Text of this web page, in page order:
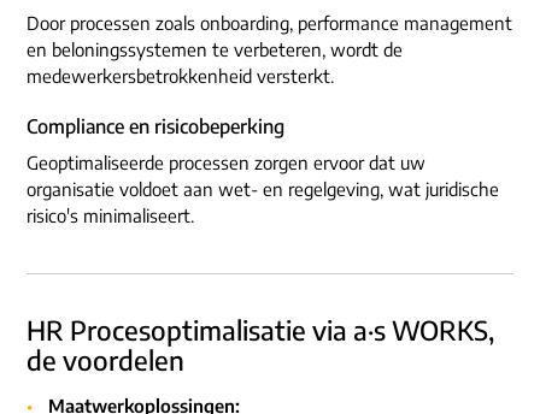
Door processen zoals onboarding, performance management
en beloningssystemen te verbeteren, wordt de
medewerkersbetrokkenheid versterkt.
Compliance en risicobeperking
Geoptimaliseerde processen zorgen ervoor dat uw
organisatie voldoet aan wet- en regelgeving, wat juridische
risico's minimaliseert.
HR Procesoptimalisatie via a·s WORKS,
de voordelen
Maatwerkoplossingen: